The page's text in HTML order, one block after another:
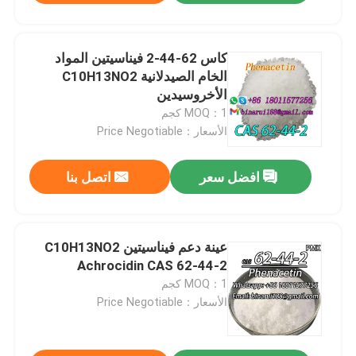
كاس 62-44-2 فيناسيتين المواد
الخام الصيدلانية C10H13NO2
الأخروسيدين
MOQ：1 كجم
الأسعار：Price Negotiable
افضل سعر اتصل بنا
عينة دعم فيناسيتين C10H13NO2
Achrocidin CAS 62-44-2
MOQ：1 كجم
الأسعار：Price Negotiable